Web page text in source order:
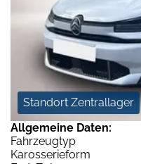
Standort Zentrallager
Allgemeine Daten:
Fahrzeugtyp
Karosserieform